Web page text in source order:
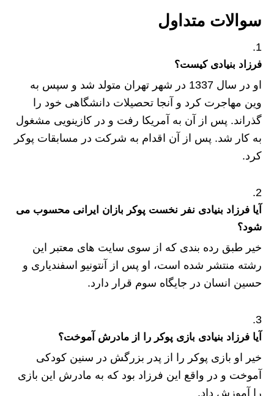
سوالات متداول
فرزاد بنیادی کیست؟
او در سال 1337 در شهر تهران متولد شد و سپس به
وین مهاجرت کرد و آنجا تحصیلات دانشگاهی خود را
گذراند. پس از آن به آمریکا رفت و در کازینویی مشغول
به کار شد. پس از آن اقدام به شرکت در مسابقات پوکر
کرد.
آیا فرزاد بنیادی نفر نخست پوکر بازان ایرانی محسوب می
شود؟
خیر طبق رده بندی که از سوی سایت های معتبر این
رشته منتشر شده است، او پس از آنتونیو اسفندیاری و
حسین انسان در جایگاه سوم قرار دارد.
آیا فرزاد بنیادی بازی پوکر را از مادرش آموخت؟
خیر او بازی پوکر را از پدر بزرگش در سنین کودکی
آموخت و در واقع این فرزاد بود که به مادرش این بازی
را آموزش داد.